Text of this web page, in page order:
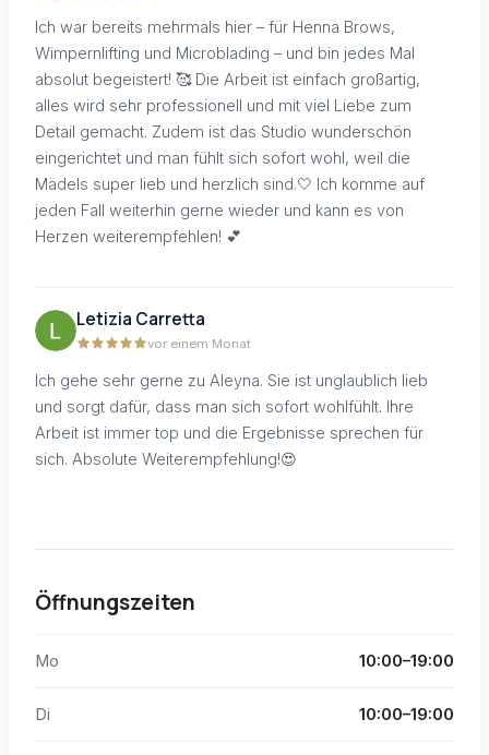
Ich war bereits mehrmals hier – für Henna Brows,
Wimpernlifting und Microblading – und bin jedes Mal
absolut begeistert! 🥰 Die Arbeit ist einfach großartig,
alles wird sehr professionell und mit viel Liebe zum
Detail gemacht. Zudem ist das Studio wunderschön
eingerichtet und man fühlt sich sofort wohl, weil die
Mädels super lieb und herzlich sind.🤍 Ich komme auf
jeden Fall weiterhin gerne wieder und kann es von
Herzen weiterempfehlen! 💕
Letizia Carretta
vor einem Monat
Ich gehe sehr gerne zu Aleyna. Sie ist unglaublich lieb
und sorgt dafür, dass man sich sofort wohlfühlt. Ihre
Arbeit ist immer top und die Ergebnisse sprechen für
sich. Absolute Weiterempfehlung!😍
Öffnungszeiten
Mo 10:00–19:00
Di 10:00–19:00